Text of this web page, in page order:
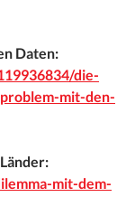
Daten:
die-
mit-den-
mit-dem-